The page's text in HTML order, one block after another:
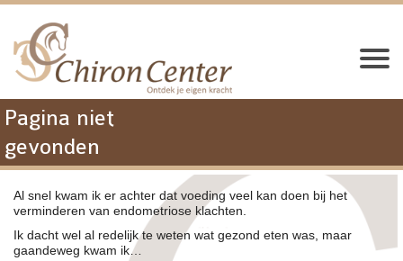
Pagina niet
gevonden
Al snel kwam ik er achter dat voeding veel kan doen bij het
verminderen van endometriose klachten.
Ik dacht wel al redelijk te weten wat gezond eten was, maar
gaandeweg kwam ik…